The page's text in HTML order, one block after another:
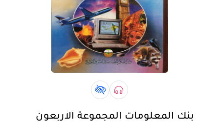
تبرع للمكتبة
تسجيل الدخول
مستخدم جديد
صوتي bookكتاب لذوي الهمم book
بنك المعلومات المجموعة الاربعون